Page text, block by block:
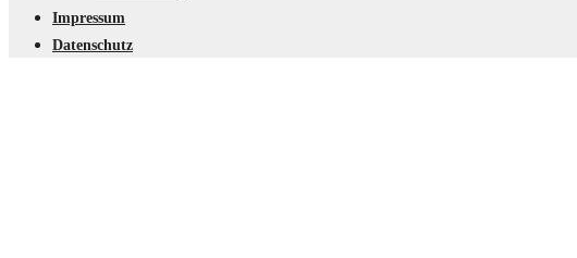
Impressum
Datenschutz